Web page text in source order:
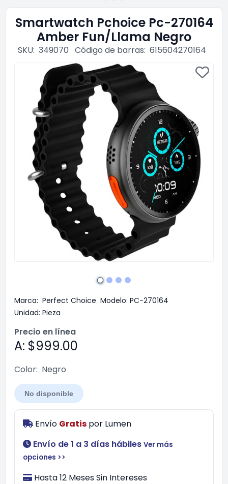
Smartwatch Pchoice Pc-270164
Amber Fun/Llama Negro
SKU: 349070 Código de barras: 615604270164
Marca: Perfect Choice Modelo: PC-270164
Unidad: Pieza
Precio en línea
A: $999.00
Color: Negro
No disponible
Envío Gratis por Lumen
Envío de 1 a 3 días hábiles Ver más
opciones >>
Hasta 12 Meses Sin Intereses